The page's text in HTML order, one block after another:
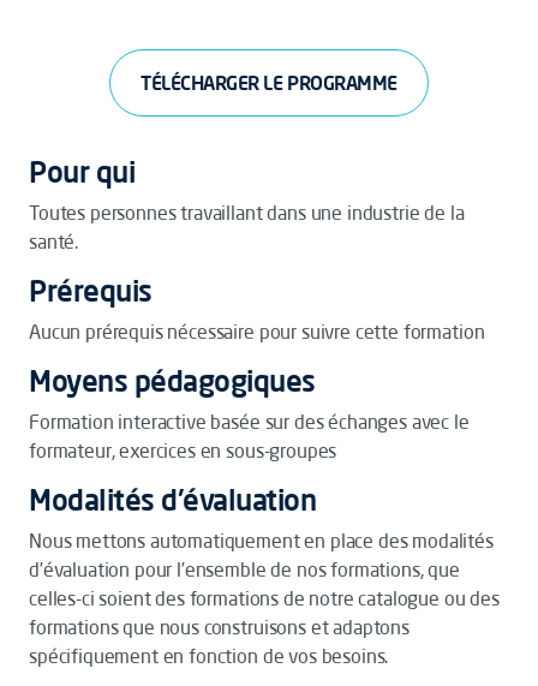
TÉLÉCHARGER LE PROGRAMME
Pour qui
Toutes personnes travaillant dans une industrie de la
santé.
Prérequis
Aucun prérequis nécessaire pour suivre cette formation
Moyens pédagogiques
Formation interactive basée sur des échanges avec le
formateur, exercices en sous-groupes
Modalités d'évaluation
Nous mettons automatiquement en place des modalités
d’évaluation pour l’ensemble de nos formations, que
celles-ci soient des formations de notre catalogue ou des
formations que nous construisons et adaptons
spécifiquement en fonction de vos besoins.